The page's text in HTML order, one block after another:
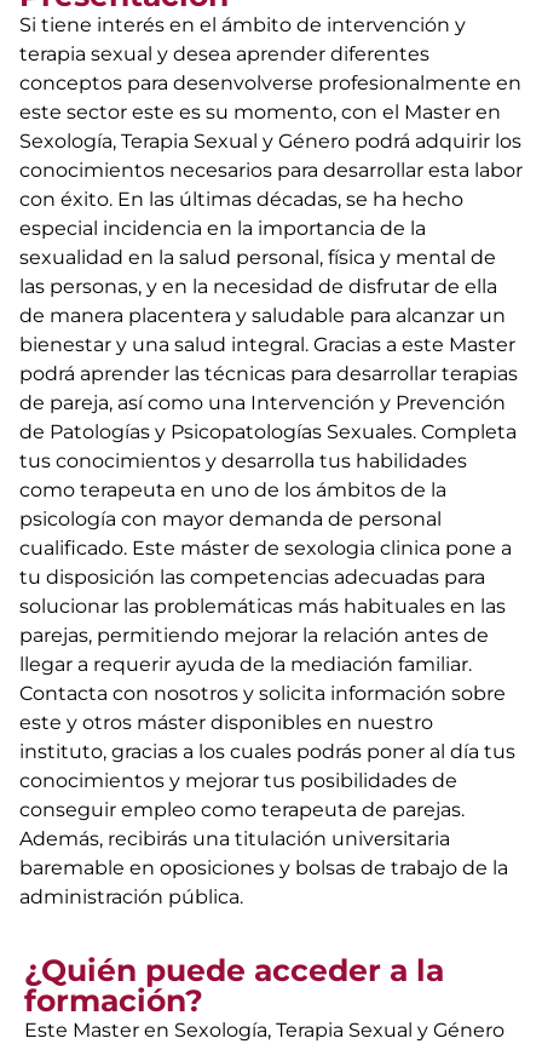
Si tiene interés en el ámbito de intervención y
terapia sexual y desea aprender diferentes
conceptos para desenvolverse profesionalmente en
este sector este es su momento, con el Master en
Sexología, Terapia Sexual y Género podrá adquirir los
conocimientos necesarios para desarrollar esta labor
con éxito. En las últimas décadas, se ha hecho
especial incidencia en la importancia de la
sexualidad en la salud personal, física y mental de
las personas, y en la necesidad de disfrutar de ella
de manera placentera y saludable para alcanzar un
bienestar y una salud integral. Gracias a este Master
podrá aprender las técnicas para desarrollar terapias
de pareja, así como una Intervención y Prevención
de Patologías y Psicopatologías Sexuales. Completa
tus conocimientos y desarrolla tus habilidades
como terapeuta en uno de los ámbitos de la
psicología con mayor demanda de personal
cualificado. Este máster de sexologia clinica pone a
tu disposición las competencias adecuadas para
solucionar las problemáticas más habituales en las
parejas, permitiendo mejorar la relación antes de
llegar a requerir ayuda de la mediación familiar.
Contacta con nosotros y solicita información sobre
este y otros máster disponibles en nuestro
instituto, gracias a los cuales podrás poner al día tus
conocimientos y mejorar tus posibilidades de
conseguir empleo como terapeuta de parejas.
Además, recibirás una titulación universitaria
baremable en oposiciones y bolsas de trabajo de la
administración pública.
¿Quién puede acceder a la
formación?
Este Master en Sexología, Terapia Sexual y Género